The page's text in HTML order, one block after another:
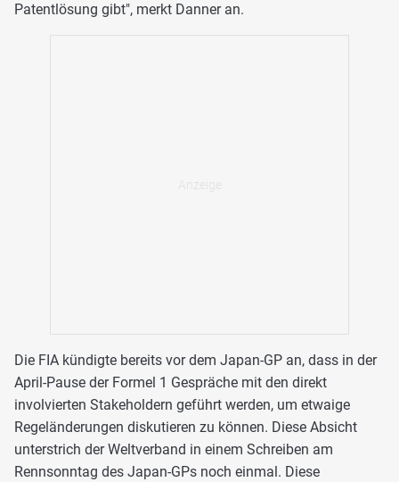
Patentlösung gibt", merkt Danner an.
Die FIA kündigte bereits vor dem Japan-GP an, dass in der
April-Pause der Formel 1 Gespräche mit den direkt
involvierten Stakeholdern geführt werden, um etwaige
Regeländerungen diskutieren zu können. Diese Absicht
unterstrich der Weltverband in einem Schreiben am
Rennsonntag des Japan-GPs noch einmal. Diese